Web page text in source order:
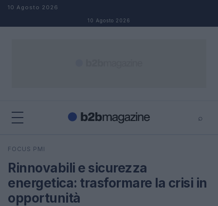
Salta al contenuto
10 Agosto 2026
10 Agosto 2026
⌕
Cerca
FOCUS PMI
Rinnovabili e sicurezza
energetica: trasformare la crisi in
opportunità